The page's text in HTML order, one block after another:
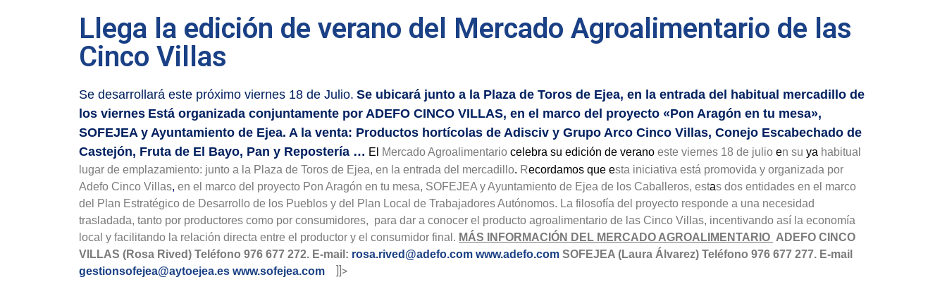
Llega la edición de verano del Mercado Agroalimentario de las
Cinco Villas
Se desarrollará este próximo viernes 18 de Julio. Se ubicará junto a la Plaza de Toros de Ejea, en la entrada del habitual mercadillo de
los viernes Está organizada conjuntamente por ADEFO CINCO VILLAS, en el marco del proyecto «Pon Aragón en tu mesa»,
SOFEJEA y Ayuntamiento de Ejea. A la venta: Productos hortícolas de Adisciv y Grupo Arco Cinco Villas, Conejo Escabechado de
Castejón, Fruta de El Bayo, Pan y Repostería … El Mercado Agroalimentario celebra su edición de verano este viernes 18 de julio en su ya habitual
lugar de emplazamiento: junto a la Plaza de Toros de Ejea, en la entrada del mercadillo. Recordamos que esta iniciativa está promovida y organizada por
Adefo Cinco Villas, en el marco del proyecto Pon Aragón en tu mesa, SOFEJEA y Ayuntamiento de Ejea de los Caballeros, estas dos entidades en el marco
del Plan Estratégico de Desarrollo de los Pueblos y del Plan Local de Trabajadores Autónomos. La filosofía del proyecto responde a una necesidad
trasladada, tanto por productores como por consumidores, para dar a conocer el producto agroalimentario de las Cinco Villas, incentivando así la economía
local y facilitando la relación directa entre el productor y el consumidor final. MÁS INFORMACIÓN DEL MERCADO AGROALIMENTARIO ADEFO CINCO
VILLAS (Rosa Rived) Teléfono 976 677 272. E-mail: rosa.rived@adefo.com www.adefo.com SOFEJEA (Laura Álvarez) Teléfono 976 677 277. E-mail
gestionsofejea@aytoejea.es www.sofejea.com ]]>